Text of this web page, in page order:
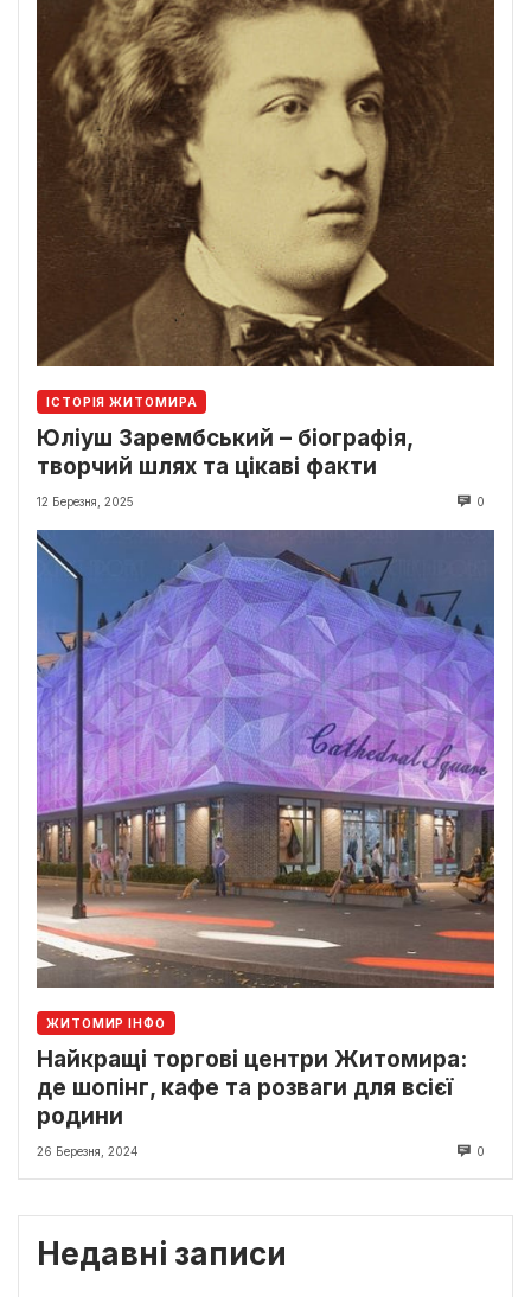
ІСТОРІЯ ЖИТОМИРА
Юліуш Зарембський – біографія,
творчий шлях та цікаві факти
12 Березня, 2025 0
ЖИТОМИР ІНФО
Найкращі торгові центри Житомира:
де шопінг, кафе та розваги для всієї
родини
26 Березня, 2024 0
Недавні записи